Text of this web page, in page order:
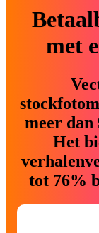
met
meer dan
Het
tot 76%